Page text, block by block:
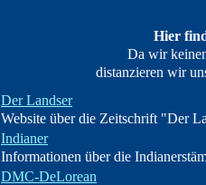
Hier
Da wir
distanzieren wir
Der Landser
Website über die Zeitschrift "Der
Indianer
Informationen über die
DMC-DeLorean